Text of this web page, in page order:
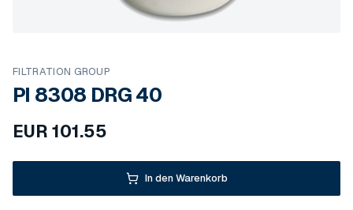
FILTRATION GROUP
PI 8308 DRG 40
EUR 101.55
In den Warenkorb